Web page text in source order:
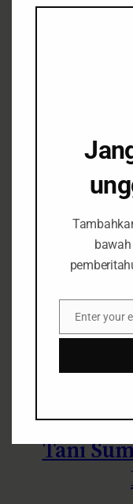
3 Tahun
Tani
Email
Enter your